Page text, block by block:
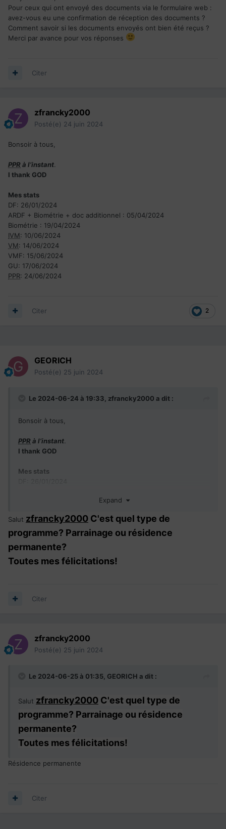
Pour ceux qui ont envoyé des documents via le formulaire web :
avez-vous eu une confirmation de réception des documents ?
Comment savoir si les documents envoyés ont bien été reçus ?
Merci par avance pour vos réponses
Citer
zfrancky2000
Posté(e) 24 juin 2024
Bonsoir à tous,
PPR à l’instant.
I thank GOD
Mes stats
DF: 26/01/2024
ARDF + Biométrie + doc additionnel : 05/04/2024
Biométrie : 19/04/2024
IVM: 10/06/2024
VM: 14/06/2024
VMF: 15/06/2024
GU: 17/06/2024
PPR: 24/06/2024
2
Citer
GEORICH
Posté(e) 25 juin 2024
Le 2024-06-24 à 19:33, zfrancky2000 a dit :
Bonsoir à tous,
PPR à l’instant
I thank GOD
Mes stats
VM: 14/06/2024
VMF: 15/06/2024
GU: 17/06/2024
PPR: 24/06/2024
Expand
Salut zfrancky2000 C'est quel type de
programme? Parrainage ou résidence
permanente?
Toutes mes félicitations!
Citer
zfrancky2000
Posté(e) 25 juin 2024
Le 2024-06-25 à 01:35, GEORICH a dit :
Salut zfrancky2000 C'est quel type de
programme? Parrainage ou résidence
permanente?
Toutes mes félicitations!
Résidence permanente
Citer